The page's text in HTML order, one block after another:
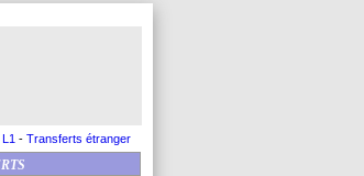
- Transferts étranger